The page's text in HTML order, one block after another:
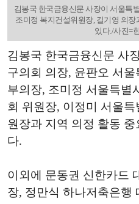
김봉국 한국금융신문 사장이 서울특
조미정 복지건설위원장, 길기영 의
있다./사진=
김봉국 한국금융신문 사
구의회 의장, 윤판오 서
부의장, 조미정 서울특별
회 위원장, 이정미 서울
원장과 지역 의정 활동
다.
이외에 문동권 신한카드
장, 정만식 하나저축은행